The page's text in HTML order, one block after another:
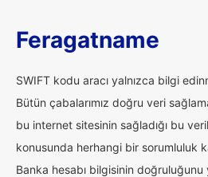
Feragatname
SWIFT kodu aracı yalnızca bilgi
Bütün çabalarımız doğru veri
bu internet sitesinin sağladığı bu
konusunda herhangi bir sorumluluk
Banka hesabı bilgisinin doğruluğunu